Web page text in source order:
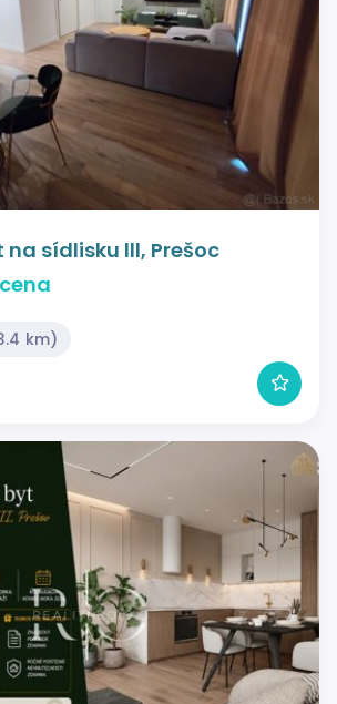
sídlisku lll, Prešoc
km)